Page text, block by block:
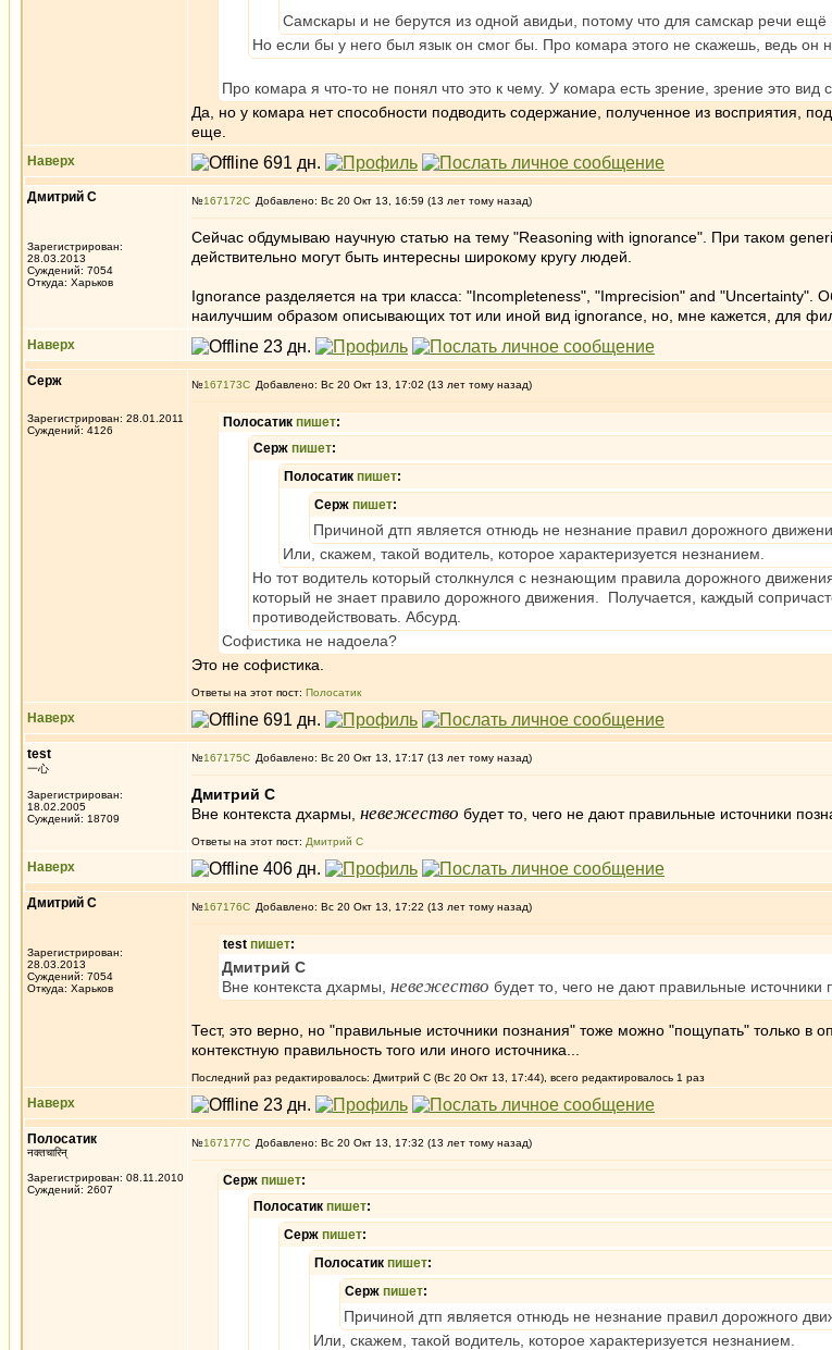
Самскары и не берутся из одной авидьи, потому что для самскар речи
Но если бы у него был язык он смог бы. Про комара этого не скажешь, ведь
Про комара я что-то не понял что это к чему. У комара есть зрение, зрение это
Да, но у комара нет способности подводить содержание, полученное из восприятия,
еще.
Наверх
Дмитрий С
Зарегистрирован:
28.03.2013
Суждений: 7054
Откуда: Харьков
№167172 Добавлено: Вс 20 Окт 13, 16:59 (13 лет тому назад)
Сейчас обдумываю научную статью на тему "Reasoning with ignorance". При таком
действительно могут быть интересны широкому кругу людей.
Ignorance разделяется на три класса: "Incompleteness", "Imprecision" and "Uncertainty".
наилучшим образом описывающих тот или иной вид ignorance, но, мне кажется, для
Наверх
Серж
Зарегистрирован: 28.01.2011
Суждений: 4126
№167173 Добавлено: Вс 20 Окт 13, 17:02 (13 лет тому назад)
Полосатик пишет:
Серж пишет:
Полосатик пишет:
Серж пишет:
Причиной дтп является отнюдь не незнание правил дорожного
Или, скажем, такой водитель, которое характеризуется незнанием.
Но тот водитель который столкнулся с незнающим правила дорожного
который не знает правило дорожного движения. Получается, каждый
противодействовать. Абсурд.
Cофистика не надоела?
Это не софистика.
Ответы на этот пост: Полосатик
Наверх
test
一心
Зарегистрирован:
18.02.2005
Суждений: 18709
№167175 Добавлено: Вс 20 Окт 13, 17:17 (13 лет тому назад)
Дмитрий С
Вне контекста дхармы, невежество будет то, чего не дают правильные источники
Ответы на этот пост: Дмитрий С
Наверх
Дмитрий С
Зарегистрирован:
28.03.2013
Суждений: 7054
Откуда: Харьков
№167176 Добавлено: Вс 20 Окт 13, 17:22 (13 лет тому назад)
test пишет:
Дмитрий С
Вне контекста дхармы, невежество будет то, чего не дают правильные источники
Тест, это верно, но "правильные источники познания" тоже можно "пощупать" только
контекстную правильность того или иного источника...
Последний раз редактировалось: Дмитрий С (Вс 20 Окт 13, 17:44), всего редактировалось 1 раз
Наверх
Полосатик
नक्तचारिन्
Зарегистрирован: 08.11.2010
Суждений: 2607
№167177 Добавлено: Вс 20 Окт 13, 17:32 (13 лет тому назад)
Серж пишет:
Полосатик пишет:
Серж пишет:
Полосатик пишет:
Серж пишет:
Причиной дтп является отнюдь не незнание правил дорожного
Или, скажем, такой водитель, которое характеризуется незнанием.